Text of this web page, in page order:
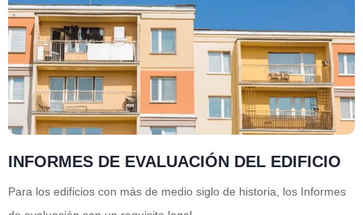
INFORMES DE EVALUACIÓN DEL EDIFICIO
Para los edificios con más de medio siglo de historia, los Informes